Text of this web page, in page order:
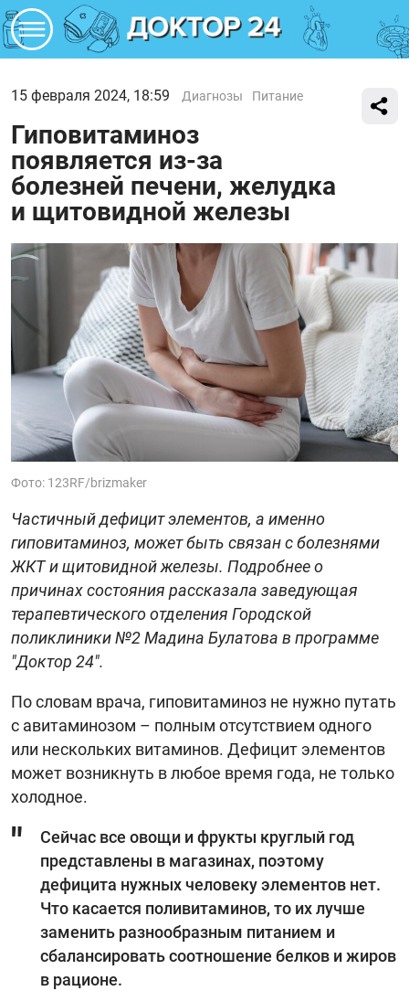
15 февраля 2024, 18:59 Диагнозы Питание
Гиповитаминоз
появляется из-за
болезней печени, желудка
и щитовидной железы
Фото: 123RF/brizmaker
Частичный дефицит элементов, а именно
гиповитаминоз, может быть связан с болезнями
ЖКТ и щитовидной железы. Подробнее о
причинах состояния рассказала заведующая
терапевтического отделения Городской
поликлиники №2 Мадина Булатова в программе
"Доктор 24".
По словам врача, гиповитаминоз не нужно путать
с авитаминозом – полным отсутствием одного
или нескольких витаминов. Дефицит элементов
может возникнуть в любое время года, не только
холодное.
Сейчас все овощи и фрукты круглый год
представлены в магазинах, поэтому
дефицита нужных человеку элементов нет.
Что касается поливитаминов, то их лучше
заменить разнообразным питанием и
сбалансировать соотношение белков и жиров
в рационе.